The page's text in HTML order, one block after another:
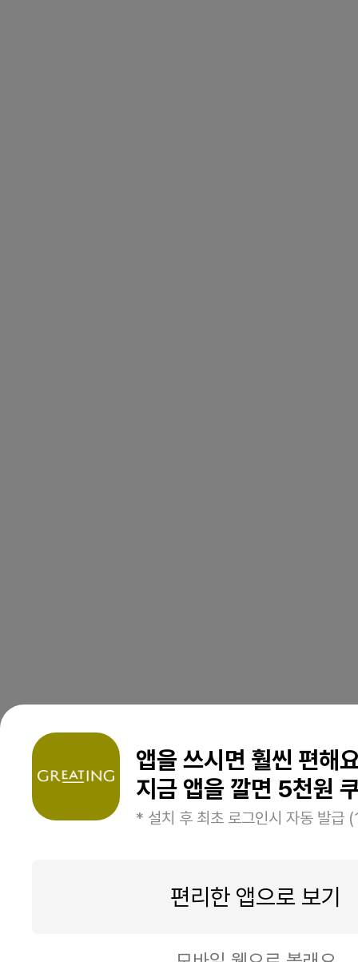
앱을 쓰시면 훨씬 편해
지금 앱을 깔면 5천원
* 설치 후 최초 로그인시 자동 발급
편리한 앱으로 보기